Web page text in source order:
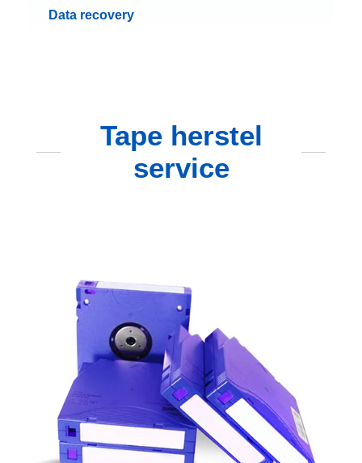
Data recovery
Tape herstel
service